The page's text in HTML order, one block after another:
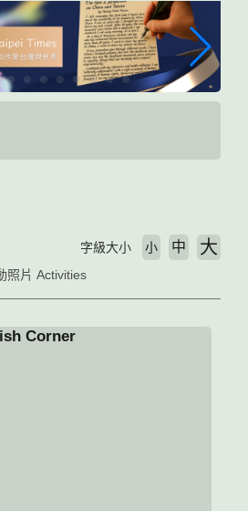
照片 Activities
字級大小 小 中 大